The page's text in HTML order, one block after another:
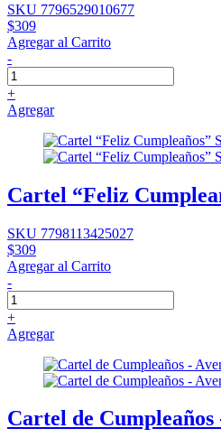
SKU 7796529010677
$309
Agregar al Carrito
-
+
Agregar
Cartel “Feliz
SKU 7798113425027
$309
Agregar al Carrito
-
+
Agregar
Cartel de Cumpleaños